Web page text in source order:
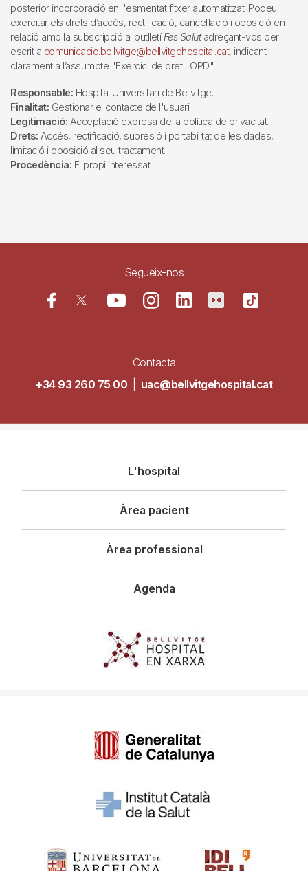
posterior incorporació en l'esmentat fitxer automatitzat. Podeu
exercitar els drets d’accés, rectificació, cancel·lació i oposició en
relació amb la subscripció al butlletí Fes Salutadreçant-vos per
escrit a comunicacio.bellvitge@bellvitgehospital.cat, indicant
clarament a l’assumpte "Exercici de dret LOPD".
Responsable: Hospital Universitari de Bellvitge.
Finalitat: Gestionar el contacte de l'usuari
Legitimació: Acceptació expresa de la política de privacitat.
Drets: Accés, rectificació, supresió i portabilitat de les dades,
limitació i oposició al seu tractament.
Procedència: El propi interessat.
Segueix-nos
Contacta
+34 93 260 75 00
uac@bellvitgehospital.cat
principal
L'hospital
Àrea pacient
Àrea professional
Agenda